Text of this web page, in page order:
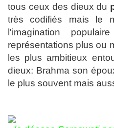
tous ceux des dieux du
très codifiés mais le
l'imagination
représentations plus ou
les plus ambitieux
dieux: Brahma son
le plus souvent mais